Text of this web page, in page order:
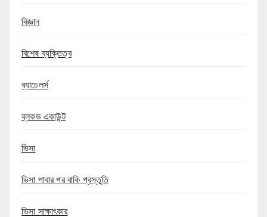
বিজ্ঞান
বিশেষ ব্যক্তিত্ব
ব্যাচেলর্স
ব্লকড একাউন্ট
ভিসা
ভিসা পাবার পর বাকি প্রস্তুতি
ভিসা সাক্ষাৎকার